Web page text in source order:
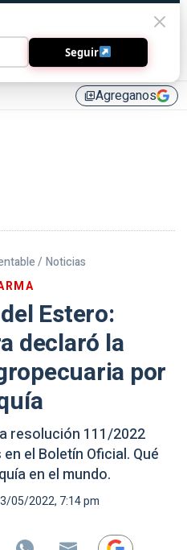
library_addAgreganos
/ Noticias
Estero:
declaró la
por
resolución 111/2022
el Boletín Oficial. Qué
en el mundo.
05/2022, 7:14 pm
Seguir